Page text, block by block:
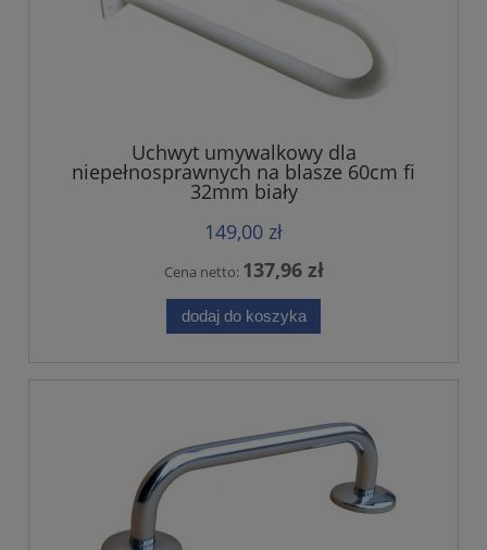
Uchwyt umywalkowy dla
niepełnosprawnych na blasze 60cm fi
32mm biały
149,00 zł
Cena netto: 137,96 zł
dodaj do koszyka